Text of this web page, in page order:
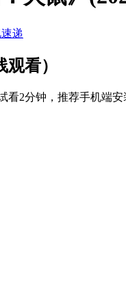
递
看）
看2分钟，推荐手机端